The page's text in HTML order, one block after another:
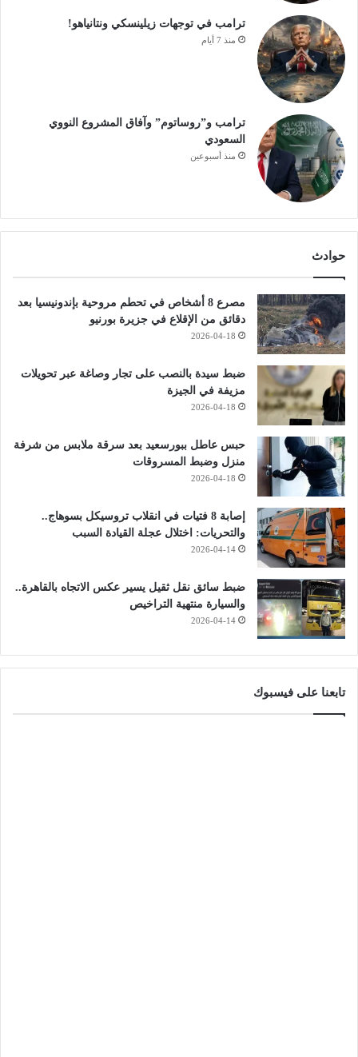
ترامب في توجهات زيلينسكي ونتانياهو!
منذ 7 أيام
ترامب و”روساتوم” وآفاق المشروع النووي
السعودي
منذ أسبوعين
حوادث
مصرع 8 أشخاص في تحطم مروحية بإندونيسيا بعد
دقائق من الإقلاع في جزيرة بورنيو
2026-04-18
ضبط سيدة بالنصب على تجار وصاغة عبر تحويلات
مزيفة في الجيزة
2026-04-18
حبس عاطل ببورسعيد بعد سرقة ملابس من شرفة
منزل وضبط المسروقات
2026-04-18
إصابة 8 فتيات في انقلاب تروسيكل بسوهاج..
والتحريات: اختلال عجلة القيادة السبب
2026-04-14
ضبط سائق نقل ثقيل يسير عكس الاتجاه بالقاهرة..
والسيارة منتهية التراخيص
2026-04-14
تابعنا على فيسبوك